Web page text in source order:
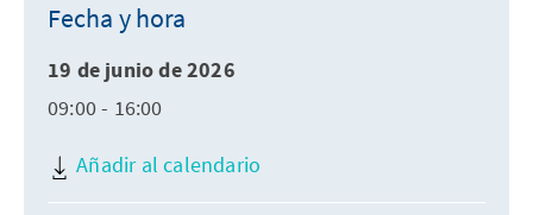
Fecha y hora
19 de junio de 2026
09:00 - 16:00
Añadir al calendario